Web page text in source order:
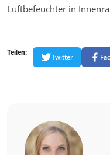
Luftbefeuchter in
Teilen:
Twitter